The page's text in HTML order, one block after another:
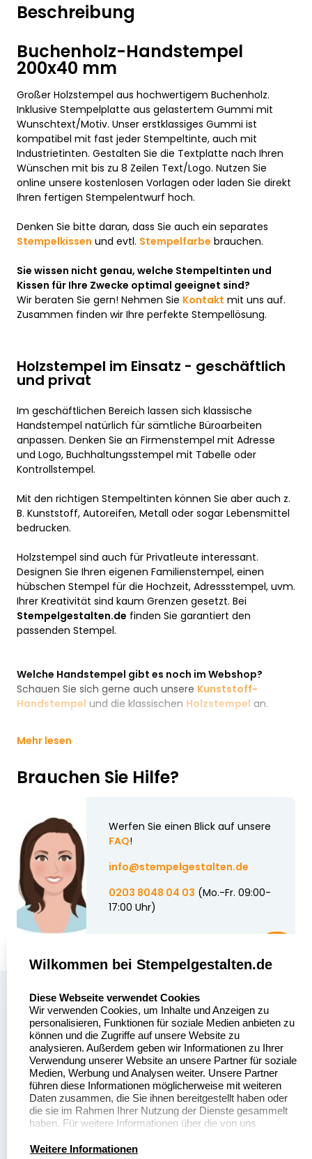
Beschreibung
Buchenholz-Handstempel
200x40 mm
Großer Holzstempel aus hochwertigem Buchenholz.
Inklusive Stempelplatte aus gelastertem Gummi mit
Wunschtext/Motiv. Unser erstklassiges Gummi ist
kompatibel mit fast jeder Stempeltinte, auch mit
Industrietinten. Gestalten Sie die Textplatte nach Ihren
Wünschen mit bis zu 8 Zeilen Text/Logo. Nutzen Sie
online unsere kostenlosen Vorlagen oder laden Sie direkt
Ihren fertigen Stempelentwurf hoch.
Denken Sie bitte daran, dass Sie auch ein separates
Stempelkissen und evtl. Stempelfarbe brauchen.
Sie wissen nicht genau, welche Stempeltinten und
Kissen für Ihre Zwecke optimal geeignet sind?
Wir beraten Sie gern! Nehmen Sie Kontakt mit uns auf.
Zusammen finden wir Ihre perfekte Stempellösung.
Holzstempel im Einsatz - geschäftlich
und privat
Im geschäftlichen Bereich lassen sich klassische
Handstempel natürlich für sämtliche Büroarbeiten
anpassen. Denken Sie an Firmenstempel mit Adresse
und Logo, Buchhaltungsstempel mit Tabelle oder
Kontrollstempel.
Mit den richtigen Stempeltinten können Sie aber auch z.
B. Kunststoff, Autoreifen, Metall oder sogar Lebensmittel
bedrucken.
Holzstempel sind auch für Privatleute interessant.
Designen Sie Ihren eigenen Familienstempel, einen
hübschen Stempel für die Hochzeit, Adressstempel, uvm.
Ihrer Kreativität sind kaum Grenzen gesetzt. Bei
Stempelgestalten.de finden Sie garantiert den
passenden Stempel.
Welche Handstempel gibt es noch im Webshop?
Schauen Sie sich gerne auch unsere Kunststoff-
Handstempel und die klassischen Holzstempel an.
Mehr lesen
Brauchen Sie Hilfe?
Werfen Sie einen Blick auf unsere
FAQ!
info@stempelgestalten.de
0203 8048 04 03 (Mo.-Fr. 09:00-
17:00 Uhr)
Stempelgestalten.de
Asterlager Straße 97
47228 Duisburg
Deutschland
Über uns
Sitemap
Alle
Stempelinformationen
Dateivorgaben
Wilkommen bei Stempelgestalten.de
Diese Webseite verwendet Cookies
Wir verwenden Cookies, um Inhalte und Anzeigen zu
personalisieren, Funktionen für soziale Medien anbieten zu
können und die Zugriffe auf unsere Website zu
analysieren. Außerdem geben wir Informationen zu Ihrer
Verwendung unserer Website an unsere Partner für soziale
Medien, Werbung und Analysen weiter. Unsere Partner
führen diese Informationen möglicherweise mit weiteren
Daten zusammen, die Sie ihnen bereitgestellt haben oder
die sie im Rahmen Ihrer Nutzung der Dienste gesammelt
haben. Für weitere Informationen über die von uns
Datenschutzerklärung.
Weitere Informationen